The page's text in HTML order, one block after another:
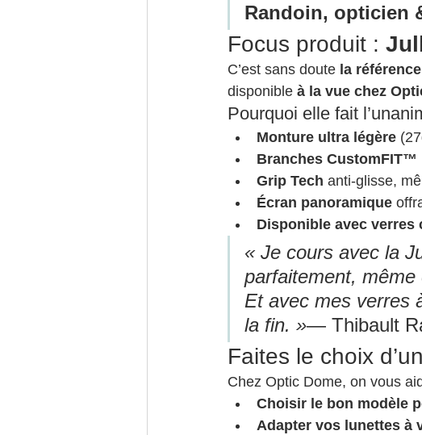
Randoin, opticien
Focus produit :
C’est sans doute la
disponible à la vue chez
Pourquoi elle fait
Monture ultra légère
Branches CustomFIT™
Grip Tech anti-glisse,
Écran panoramique
Disponible avec verres
« Je cours avec la
parfaitement,
Et avec mes verres
la fin. »— Thibault
Faites le choix
Chez Optic Dome, on vous
Choisir le bon modèle
Adapter vos lunettes à